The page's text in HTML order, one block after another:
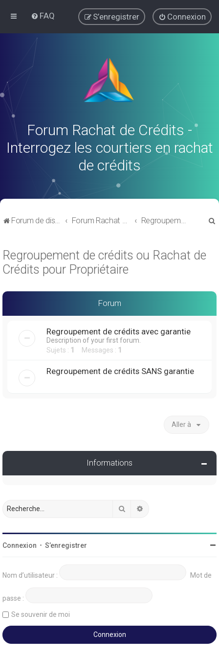
FAQ Connexion
S’enregistrer
Forum Rachat de Crédits -
Interrogez les courtiers en rachat
de crédits
Forum de discussions sur le Regroupement de Crédits et le Rachat de Crédits Forum Rachat de Crédits Regroupement de crédits ou Rachat de Crédits pour Propriétaire
Regroupement de crédits ou Rachat de
Crédits pour Propriétaire
Forum
Regroupement de crédits avec garantie
Description of your first forum.
Sujets : 1 Messages : 1
Regroupement de crédits SANS garantie
Aller à
Informations
Rechercher
Connexion • S’enregistrer
Nom d’utilisateur : Mot de
passe :
Se souvenir de moi